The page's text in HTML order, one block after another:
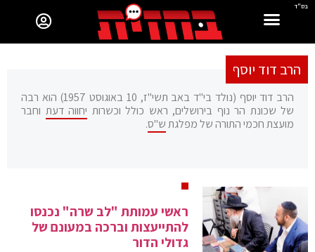
בס"ד
הרב דוד יוסף
הרב דוד יוסף (נולד בי"ד באב תשי"ז, 10 באוגוסט 1957) הוא רבה
של שכונת הר נוף בירושלים, ראש כולל וכשרות יחווה דעת וחבר
מועצת חכמי התורה של מפלגתש"ס.
ראשי עמותת "לב שרה" נכנסו
להתייעצות וברכה במעונם של
גדולי הדור